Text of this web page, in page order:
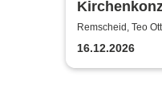
Theater der
Remscheid, Teo
Remscheid
16.12.2026